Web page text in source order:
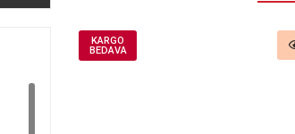
KARGO
BEDAVA